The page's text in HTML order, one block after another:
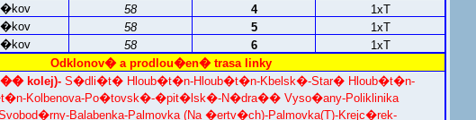
58 4
1xT
58 5
1xT
58 6 1xT
Odklonov� a prodlou�en� trasa linky
kolej)- S�dli�t� Hloub�t�n-Hloub�t�n-Kbelsk�-Star� Hloub�t�n-
Kolbenova-Po�tovsk�-�pit�lsk�-N�dra�� Vyso�any-Poliklinika
Balabenka-Palmovka (Na �ertv�ch)-Palmovka(T)-Krejc�rek-